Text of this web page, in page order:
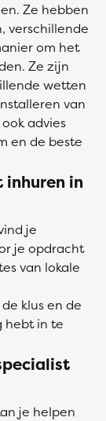
Ze hebben
verschillende
om het
Ze zijn
wetten
van
advies
en de beste
in
je
je opdracht
van lokale
klus en de
hebt in te
je helpen